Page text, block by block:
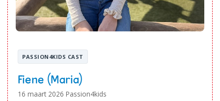
PASSION4KIDS CAST
Fiene (Maria)
16 maart 2026 Passion4kids